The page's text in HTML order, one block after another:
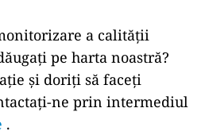
a calității
pe harta noastră?
și doriți să faceți
ne prin intermediul
.